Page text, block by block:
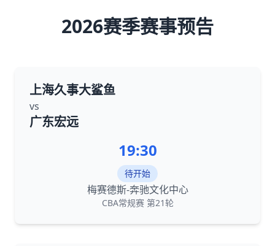
2026赛季赛事预告
上海久事大鲨鱼
vs
广东宏远
19:30
待开始
梅赛德斯-奔驰文化中心
CBA常规赛 第21轮